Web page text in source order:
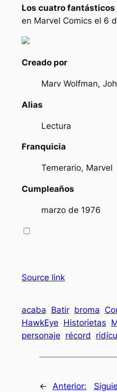
Los cuatro fantásticos
en Marvel Comics el 6
Creado por
Marv Wolfman,
Alias
Lectura
Franquicia
Temerario, Marvel
Cumpleaños
marzo de 1976
Source link
acaba Batir broma
HawkEye Historietas
personaje récord
← Anterior: